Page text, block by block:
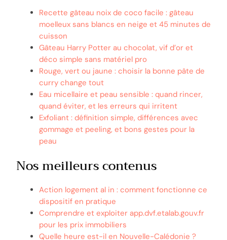
Recette gâteau noix de coco facile : gâteau
moelleux sans blancs en neige et 45 minutes de
cuisson
Gâteau Harry Potter au chocolat, vif d’or et
déco simple sans matériel pro
Rouge, vert ou jaune : choisir la bonne pâte de
curry change tout
Eau micellaire et peau sensible : quand rincer,
quand éviter, et les erreurs qui irritent
Exfoliant : définition simple, différences avec
gommage et peeling, et bons gestes pour la
peau
Nos meilleurs contenus
Action logement al in : comment fonctionne ce
dispositif en pratique
Comprendre et exploiter app.dvf.etalab.gouv.fr
pour les prix immobiliers
Quelle heure est-il en Nouvelle-Calédonie ?